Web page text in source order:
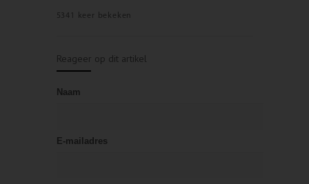
5341 keer bekeken
Reageer op dit artikel
Naam
E-mailadres